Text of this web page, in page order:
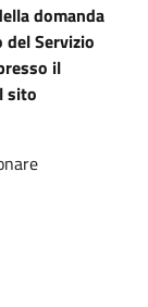
domanda
del Servizio
il
sito